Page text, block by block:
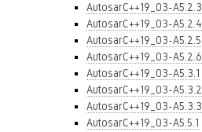
AutosarC++19_03-A5.2.3
AutosarC++19_03-A5.2.4
AutosarC++19_03-A5.2.5
AutosarC++19_03-A5.2.6
AutosarC++19_03-A5.3.1
AutosarC++19_03-A5.3.2
AutosarC++19_03-A5.3.3
AutosarC++19_03-A5.5.1